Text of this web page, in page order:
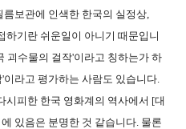
보관에 인색한 한국의 실정상,
하기란 쉬운일이 아니기 때문입니
괴수물의 걸작'이라고 칭하는가 하
라고 평가하는 사람도 있습니다.
시피한 한국 영화계의 역사에서 [대
있음은 분명한 것 같습니다. 물론